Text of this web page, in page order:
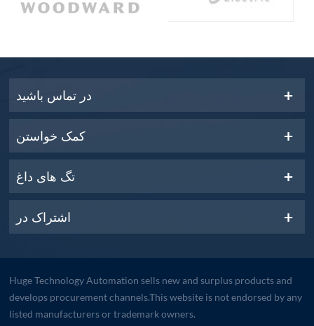
در تماس باشید
کمک خواستن
تگ های داغ
اشتراک در
Huge Technology Automation sells new and surplus products and
develops procurement channels.This website is not endorsed by any
listed manufacturers or trademark owners.